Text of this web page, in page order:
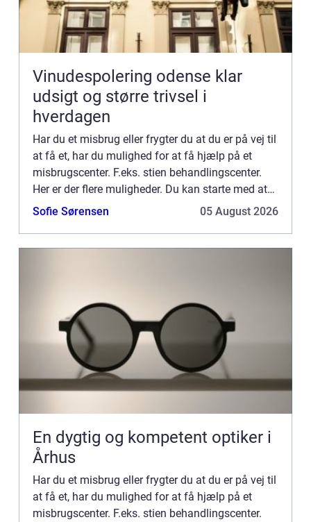
Vinudespolering odense klar
udsigt og større trivsel i
hverdagen
Har du et misbrug eller frygter du at du er på vej til
at få et, har du mulighed for at få hjælp på et
misbrugscenter. F.eks. stien behandlingscenter.
Her er der flere muligheder. Du kan starte med at
få en uforpli...
Sofie Sørensen 05 August 2026
En dygtig og kompetent optiker i
Århus
Har du et misbrug eller frygter du at du er på vej til
at få et, har du mulighed for at få hjælp på et
misbrugscenter. F.eks. stien behandlingscenter.